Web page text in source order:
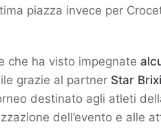
piazza invece per
che ha visto impegnate
grazie al partner Star
destinato agli atleti
dell’evento e alle